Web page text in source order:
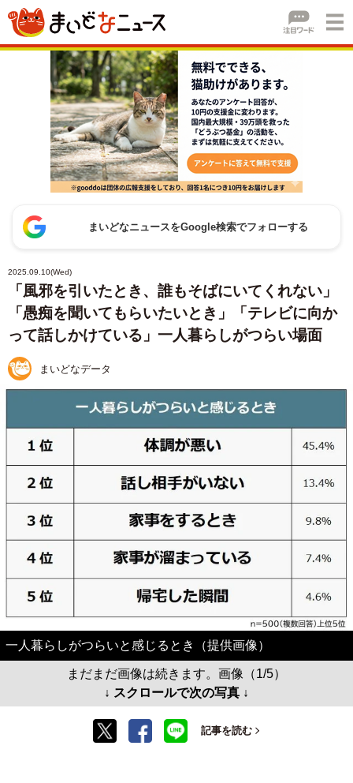
まいどなニュースをGoogle検索でフォローする
2025.09.10(Wed)
「風邪を引いたとき、誰もそばにいてくれない」
「愚痴を聞いてもらいたいとき」「テレビに向か
って話しかけている」一人暮らしがつらい場面
まいどなデータ
一人暮らしがつらいと感じるとき（提供画像）
まだまだ画像は続きます。画像（1/5）
↓ スクロールで次の写真 ↓
記事を読む